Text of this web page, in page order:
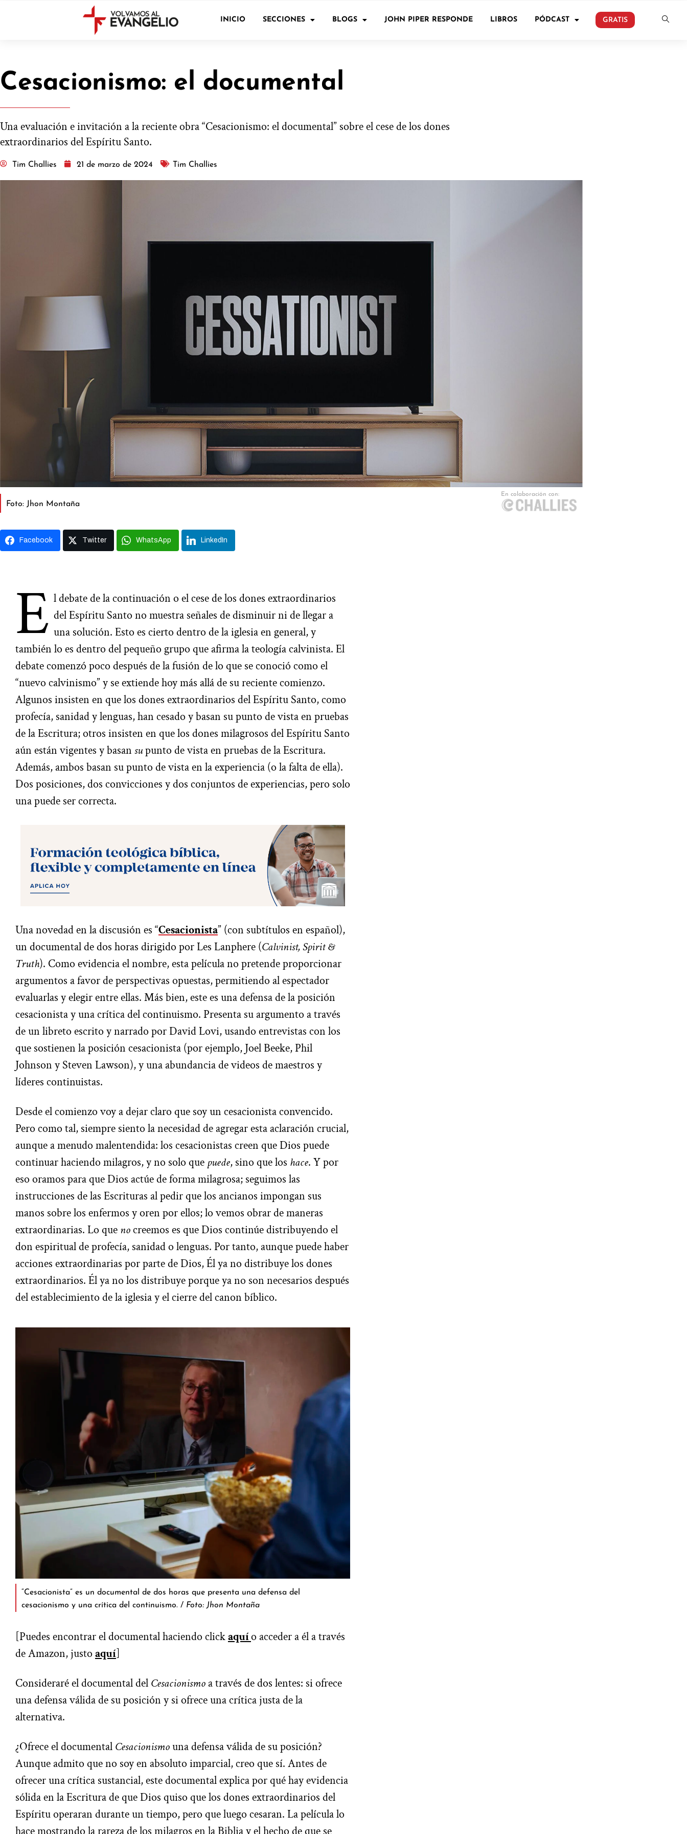
INICIO SECCIONES BLOGS JOHN PIPER RESPONDE LIBROS PÓDCAST GRATIS
Cesacionismo: el documental
Una evaluación e invitación a la reciente obra “Cesacionismo: el documental” sobre el cese de los dones
extraordinarios del Espíritu Santo.
Tim Challies 21 de marzo de 2024 Tim Challies
Foto: Jhon Montaña
Facebook Twitter WhatsApp LinkedIn
E l debate de la continuación o el cese de los dones extraordinarios
del Espíritu Santo no muestra señales de disminuir ni de llegar a
una solución. Esto es cierto dentro de la iglesia en general, y
también lo es dentro del pequeño grupo que afirma la teología calvinista. El
debate comenzó poco después de la fusión de lo que se conoció como el
“nuevo calvinismo” y se extiende hoy más allá de su reciente comienzo.
Algunos insisten en que los dones extraordinarios del Espíritu Santo, como
profecía, sanidad y lenguas, han cesado y basan su punto de vista en pruebas
de la Escritura; otros insisten en que los dones milagrosos del Espíritu Santo
aún están vigentes y basan supunto de vista en pruebas de la Escritura.
Además, ambos basan su punto de vista en la experiencia (o la falta de ella).
Dos posiciones, dos convicciones y dos conjuntos de experiencias, pero solo
una puede ser correcta.
Una novedad en la discusión es “Cesacionista” (con subtítulos en español),
un documental de dos horas dirigido por Les Lanphere (Calvinist, Spirit &
Truth). Como evidencia el nombre, esta película no pretende proporcionar
argumentos a favor de perspectivas opuestas, permitiendo al espectador
evaluarlas y elegir entre ellas. Más bien, este es una defensa de la posición
cesacionista y una crítica del continuismo. Presenta su argumento a través
de un libreto escrito y narrado por David Lovi, usando entrevistas con los
que sostienen la posición cesacionista (por ejemplo, Joel Beeke, Phil
Johnson y Steven Lawson), y una abundancia de videos de maestros y
líderes continuistas.
Desde el comienzo voy a dejar claro que soy un cesacionista convencido.
Pero como tal, siempre siento la necesidad de agregar esta aclaración crucial,
aunque a menudo malentendida: los cesacionistas creen que Dios puede
continuar haciendo milagros, y no solo que puede, sino que los hace. Y por
eso oramos para que Dios actúe de forma milagrosa; seguimos las
instrucciones de las Escrituras al pedir que los ancianos impongan sus
manos sobre los enfermos y oren por ellos; lo vemos obrar de maneras
extraordinarias. Lo que nocreemos es que Dios continúe distribuyendo el
don espiritual de profecía, sanidad o lenguas. Por tanto, aunque puede haber
acciones extraordinarias por parte de Dios, Él ya no distribuye los dones
extraordinarios. Él ya no los distribuye porque ya no son necesarios después
del establecimiento de la iglesia y el cierre del canon bíblico.
“Cesacionista” es un documental de dos horas que presenta una defensa del
cesacionismo y una crítica del continuismo. / Foto: Jhon Montaña
[Puedes encontrar el documental haciendo clickaquío acceder a él a través
de Amazon, justo aquí]
Consideraré el documental del Cesacionismoa través de dos lentes: si ofrece
una defensa válida de su posición y si ofrece una crítica justa de la
alternativa.
¿Ofrece el documental Cesacionismouna defensa válida de su posición?
Aunque admito que no soy en absoluto imparcial, creo que sí. Antes de
ofrecer una crítica sustancial, este documental explica por qué hay evidencia
sólida en la Escritura de que Dios quiso que los dones extraordinarios del
Espíritu operaran durante un tiempo, pero que luego cesaran. La película lo